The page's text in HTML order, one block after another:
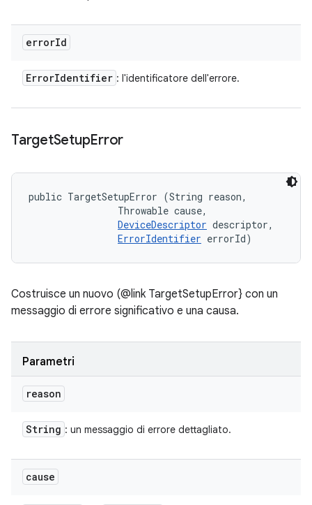
errorId
ErrorIdentifier : l'identificatore dell'errore.
TargetSetupError
public TargetSetupError (String reason,
                Throwable cause,
DeviceDescriptor descriptor,
ErrorIdentifier errorId)
Costruisce un nuovo (@link TargetSetupError} con un
messaggio di errore significativo e una causa.
Parametri
reason
String : un messaggio di errore dettagliato.
cause